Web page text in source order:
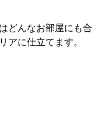
どんなお部屋にも合
アに仕立てます。